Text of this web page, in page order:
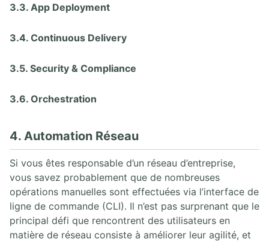
3.3. App Deployment
3.4. Continuous Delivery
3.5. Security & Compliance
3.6. Orchestration
4. Automation Réseau
Si vous êtes responsable d’un réseau d’entreprise,
vous savez probablement que de nombreuses
opérations manuelles sont effectuées via l’interface de
ligne de commande (CLI). Il n’est pas surprenant que le
principal défi que rencontrent des utilisateurs en
matière de réseau consiste à améliorer leur agilité, et